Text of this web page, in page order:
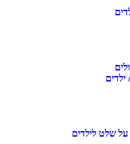
ילדים
על שלט לילדים